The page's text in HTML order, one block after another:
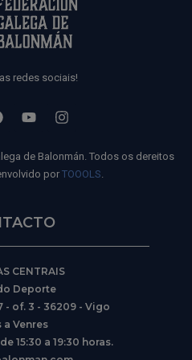
redes sociais!
de Balonmán. Todos os dereitos
porTOOOLS
CENTRAIS
Deporte
- of. 3 - 36209 - Vigo
a Venres
15:30 a 19:30 horas.